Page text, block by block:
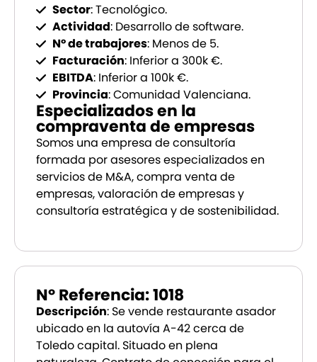
Sector: Tecnológico.
Actividad: Desarrollo de software.
Nº de trabajores: Menos de 5.
Facturación: Inferior a 300k €.
EBITDA: Inferior a 100k €.
Provincia: Comunidad Valenciana.
Especializados en la
compraventa de empresas
Somos una empresa de consultoría
formada por asesores especializados en
servicios de M&A, compra venta de
empresas, valoración de empresas y
consultoría estratégica y de sostenibilidad.
Nº Referencia: 1018
Descripción: Se vende restaurante asador
ubicado en la autovía A-42 cerca de
Toledo capital. Situado en plena